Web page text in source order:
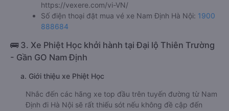
https://vexere.com/vi-VN/
Số điện thoại đặt mua vé xe Nam Định Hà Nội: 1900
888684
🚌 3. Xe Phiệt Học khởi hành tại Đại lộ Thiên Trường
- Gần GO Nam Định
a. Giới thiệu xe Phiệt Học
Nhắc đến các hãng xe top đầu trên tuyến đường từ Nam
Định đi Hà Nội sẽ rất thiếu sót nếu không đề cập đến